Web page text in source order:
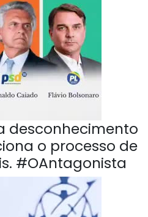
desconhecimento
o processo de
#OAntagonista